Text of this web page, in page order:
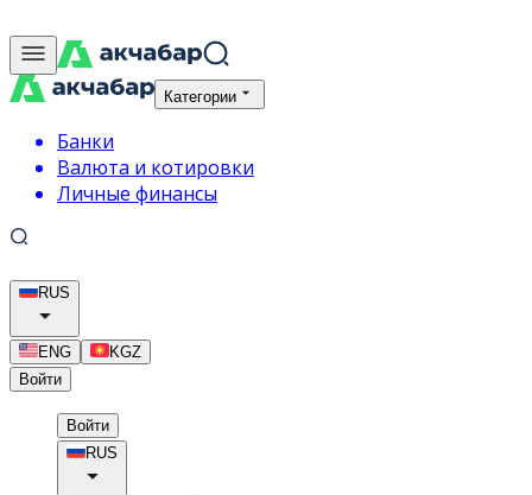
Категории
Банки
Валюта и котировки
Личные финансы
RUS
ENG
KGZ
Войти
Войти
RUS